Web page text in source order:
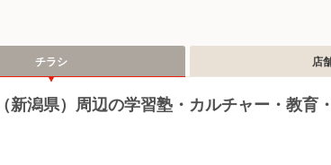
チラシ 店
新潟県）周辺の学習塾・カルチャー・教育